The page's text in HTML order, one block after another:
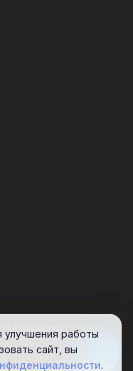
защищены.
площадку для
самостоятельно.
улучшения работы
сайт, вы
.